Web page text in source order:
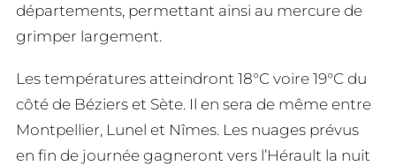
départements, permettant ainsi au mercure de
grimper largement.
Les températures atteindront 18°C voire 19°C du
côté de Béziers et Sète. Il en sera de même entre
Montpellier, Lunel et Nîmes. Les nuages prévus
en fin de journée gagneront vers l’Hérault la nuit